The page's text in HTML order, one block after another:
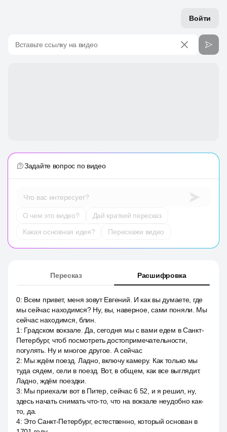
Войти
Вставьте ссылку на видео
Задайте вопрос по видео
Что вас интересует?
О чем это видео?
Дай краткий пересказ
Какая основная идея?
Перескажи видео
Пересказ Расшифровка
0: Всем привет, меня зовут Евгений. И как вы думаете, где
мы сейчас находимся? Ну, вы, наверное, сами поняли. Мы
сейчас находимся, блин.
1 : Градском вокзале. Да, сегодня мы с вами едем в Санкт-
Петербург, чтоб посмотреть достопримечательности,
погулять. Ну и многое другое. А сейчас
2: Мы ждём поезд. Ладно, включу камеру. Как только мы
туда сядем, сели в поезд. Вот, в общем, как все выглядит.
Ладно, ждём поездки.
3: Мы приехали вот в Питер, сейчас 6 52, и я решил, ну,
здесь начать снимать что-то, что на вокзале неудобно как-
то, да.
4: Это Санкт-Петербург, естественно, который основан в